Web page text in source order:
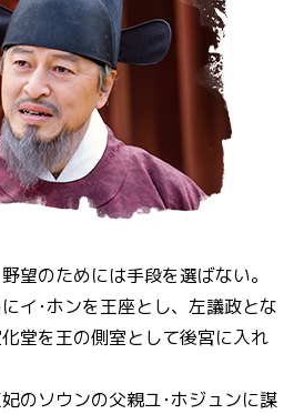
望のためには手段を選ばない。
イ･ホンを王座とし、左議政とな
堂を王の側室として後宮に入れ
のソウンの父親ユ･ホジュンに謀